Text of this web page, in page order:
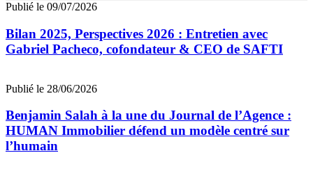
Publié le 09/07/2026
Bilan 2025, Perspectives 2026 : Entretien avec
Gabriel Pacheco, cofondateur & CEO de SAFTI
Publié le 28/06/2026
Benjamin Salah à la une du Journal de l’Agence :
HUMAN Immobilier défend un modèle centré sur
l’humain